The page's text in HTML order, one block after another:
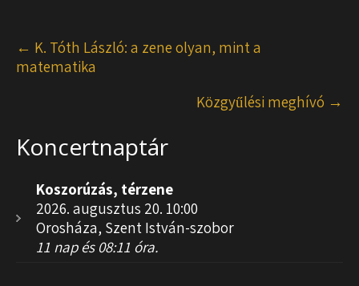
Post
navigation
← K. Tóth László: a zene olyan, mint a
matematika
Közgyűlési meghívó →
Koncertnaptár
Koszorúzás, térzene
2026. augusztus 20. 10:00
Orosháza, Szent István-szobor
11 nap és 08:11 óra.